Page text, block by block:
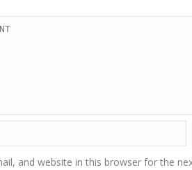
and website in this browser for the